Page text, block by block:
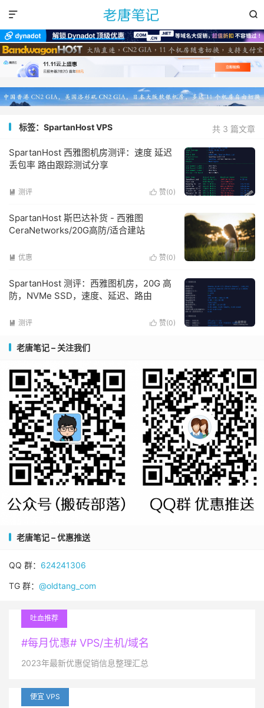


共 3 篇文章
标签：SpartanHost VPS
SpartanHost 西雅图机房测评：速度 延迟
丢包率 路由跟踪测试分享
 赞(0)
 测评
SpartanHost 斯巴达补货 - 西雅图
CeraNetworks/20G高防/适合建站
 赞(0)
 优惠
SpartanHost 测评：西雅图机房，20G 高
防，NVMe SSD，速度、延迟、路由
 赞(0)
 测评
老唐笔记 – 关注我们
老唐笔记 – 优惠推送
QQ 群： 624241306
TG 群： @oldtang_com
吐血推荐
#每月优惠# VPS/主机/域名
2023年最新优惠促销信息整理汇总
便宜 VPS